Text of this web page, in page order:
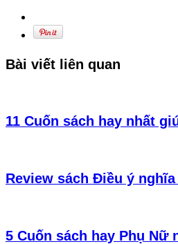
Bài viết liên quan
11 Cuốn sách hay nhất
Review sách Điều ý
5 Cuốn sách hay Phụ Nữ